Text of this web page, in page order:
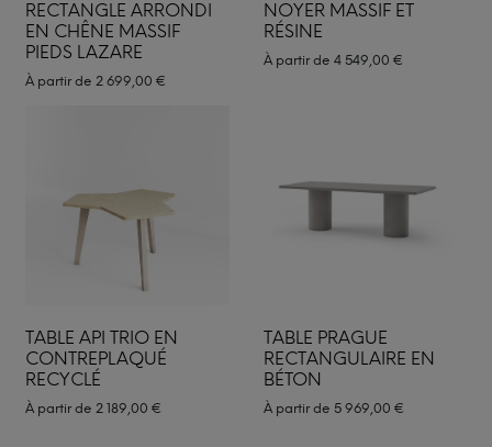
RECTANGLE ARRONDI
EN CHÊNE MASSIF
PIEDS LAZARE
À partir de 2 699,00 €
NOYER MASSIF ET
RÉSINE
À partir de 4 549,00 €
TABLE API TRIO EN
CONTREPLAQUÉ
RECYCLÉ
À partir de 2 189,00 €
TABLE PRAGUE
RECTANGULAIRE EN
BÉTON
À partir de 5 969,00 €